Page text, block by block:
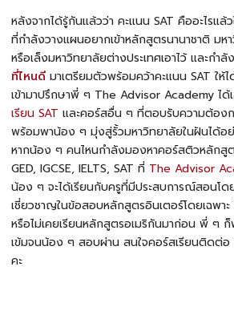
หลังจากได้รู้กันแล้วว่า คะแนน SAT คืออะไรแล้
ที่กำลังวางแผนอยากเข้าหลักสูตรนานาชาติ มห
หรือเล็งมหาวิทยาลัยต่างประเทศเอาไว้ และกำ
ที่ไหนดี มาเตรียมตัวพร้อมคว้าคะแนน SAT ให้
เข้ามาปรึกษาพี่ ๆ The Advisor Academy ได้เ
เรียน SAT และคอร์สอื่น ๆ ที่ตอบรับความต้อง
พร้อมพาน้อง ๆ มุ่งสู่รั้วมหาวิทยาลัยในฝันได้อ
หากน้อง ๆ คนไหนกำลังมองหาคอร์สติวหลักสูต
GED, IGCSE, IELTS, SAT ที่ The Advisor
น้อง ๆ จะได้เรียนกับครูที่มีประสบการณ์สอนโด
เชี่ยวชาญในข้อสอบหลักสูตรอินเตอร์โดยเฉพา
หรือไม่เคยเรียนหลักสูตรอเมริกันมาก่อน พี่ ๆ
เข้มจนน้อง ๆ สอบผ่าน สนใจคอร์สเรียนติดต่อ
คะ